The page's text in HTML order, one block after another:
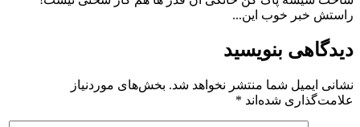
راستش خبر خوب این...
دیدگاهی بنویسید
نشانی ایمیل شما منتشر نخواهد شد. بخش‌های موردنیاز
علامت‌گذاری شده‌اند *